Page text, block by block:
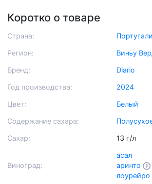
Коротко о товаре
Страна:
Регион: Виньу
Бренд: Diario
Год производства: 2024
Цвет: Белый
Содержание сахара:
Сахар: 13 г/л
Виноград:
асал
аринто
лоурейро